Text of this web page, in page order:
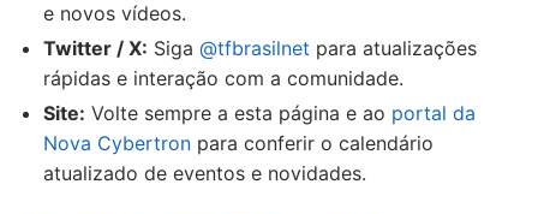
e novos vídeos.
Twitter / X: Siga @tfbrasilnet para atualizações
rápidas e interação com a comunidade.
Site: Volte sempre a esta página e ao portal da
Nova Cybertron para conferir o calendário
atualizado de eventos e novidades.